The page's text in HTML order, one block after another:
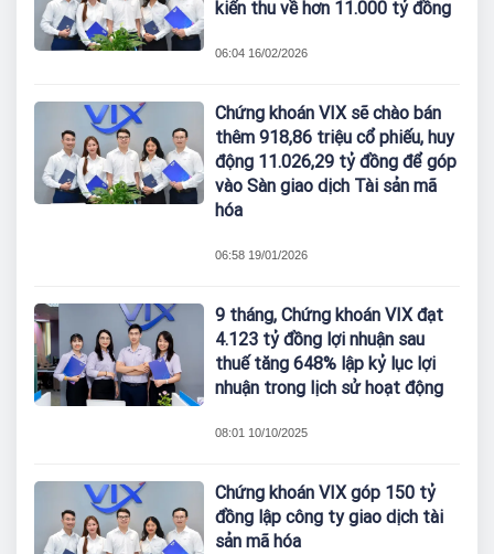
kiến thu về hơn 11.000 tỷ đồng
06:04 16/02/2026
Chứng khoán VIX sẽ chào bán
thêm 918,86 triệu cổ phiếu, huy
động 11.026,29 tỷ đồng để góp
vào Sàn giao dịch Tài sản mã
hóa
06:58 19/01/2026
9 tháng, Chứng khoán VIX đạt
4.123 tỷ đồng lợi nhuận sau
thuế tăng 648% lập kỷ lục lợi
nhuận trong lịch sử hoạt động
08:01 10/10/2025
Chứng khoán VIX góp 150 tỷ
đồng lập công ty giao dịch tài
sản mã hóa